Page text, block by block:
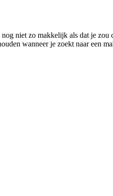
niet zo makkelijk als dat je
wanneer je zoekt naar een